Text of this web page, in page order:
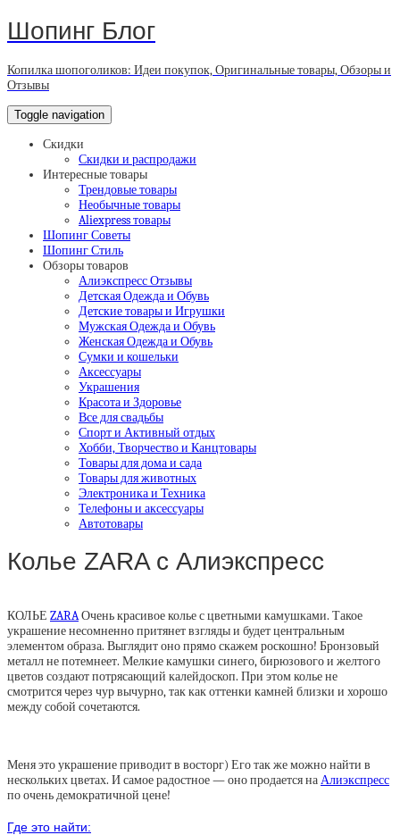
Шопинг Блог
Копилка шопоголиков: Идеи покупок, Оригинальные товары, Обзоры и
Отзывы
Toggle navigation
Скидки
Скидки и распродажи
Интересные товары
Трендовые товары
Необычные товары
Aliexpress товары
Шопинг Советы
Шопинг Стиль
Обзоры товаров
Алиэкспресс Отзывы
Детская Одежда и Обувь
Детские товары и Игрушки
Мужская Одежда и Обувь
Женская Одежда и Обувь
Сумки и кошельки
Аксессуары
Украшения
Красота и Здоровье
Все для свадьбы
Спорт и Активный отдых
Хобби, Творчество и Канцтовары
Товары для дома и сада
Товары для животных
Электроника и Техника
Телефоны и аксессуары
Автотовары
Колье ZARA с Алиэкспресс
КОЛЬЕ ZARAОчень красивое колье с цветными камушками. Такое
украшение несомненно притянет взгляды и будет центральным
элементом образа. Выглядит оно прямо скажем роскошно! Бронзовый
металл не потемнеет. Мелкие камушки синего, бирюзового и желтого
цветов создают потрясающий калейдоскоп. При этом колье не
смотрится через чур вычурно, так как оттенки камней близки и хорошо
между собой сочетаются.
Меня это украшение приводит в восторг) Его так же можно найти в
нескольких цветах. И самое радостное — оно продается наАлиэкспресс
по очень демократичной цене!
Где это найти: